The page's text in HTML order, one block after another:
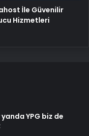
İle Güvenilir
Hizmetleri
YPG biz de